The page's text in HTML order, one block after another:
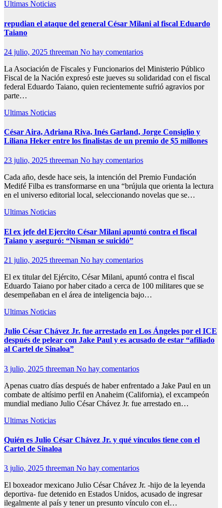
Ultimas Noticias
repudian el ataque del general César Milani al fiscal Eduardo
Taiano
24 julio, 2025 threeman No hay comentarios
La Asociación de Fiscales y Funcionarios del Ministerio Público
Fiscal de la Nación expresó este jueves su solidaridad con el fiscal
federal Eduardo Taiano, quien recientemente sufrió agravios por
parte…
Ultimas Noticias
César Aira, Adriana Riva, Inés Garland, Jorge Consiglio y
Liliana Heker entre los finalistas de un premio de $5 millones
23 julio, 2025 threeman No hay comentarios
Cada año, desde hace seis, la intención del Premio Fundación
Medifé Filba es transformarse en una “brújula que orienta la lectura
en el universo editorial local, seleccionando novelas que se…
Ultimas Noticias
El ex jefe del Ejercito César Milani apuntó contra el fiscal
Taiano y aseguró: “Nisman se suicidó”
21 julio, 2025 threeman No hay comentarios
El ex titular del Ejército, César Milani, apuntó contra el fiscal
Eduardo Taiano por haber citado a cerca de 100 militares que se
desempeñaban en el área de inteligencia bajo…
Ultimas Noticias
Julio César Chávez Jr. fue arrestado en Los Ángeles por el ICE
después de pelear con Jake Paul y es acusado de estar “afiliado
al Cartel de Sinaloa”
3 julio, 2025 threeman No hay comentarios
Apenas cuatro días después de haber enfrentado a Jake Paul en un
combate de altísimo perfil en Anaheim (California), el excampeón
mundial mediano Julio César Chávez Jr. fue arrestado en…
Ultimas Noticias
Quién es Julio César Chávez Jr. y qué vínculos tiene con el
Cartel de Sinaloa
3 julio, 2025 threeman No hay comentarios
El boxeador mexicano Julio César Chávez Jr. -hijo de la leyenda
deportiva- fue detenido en Estados Unidos, acusado de ingresar
ilegalmente al país y tener un presunto vínculo con el…